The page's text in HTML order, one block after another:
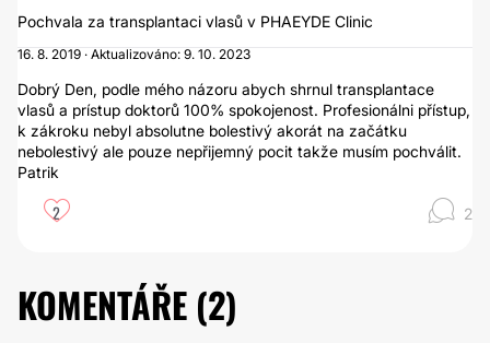
Pochvala za transplantaci vlasů v PHAEYDE Clinic
16. 8. 2019 · Aktualizováno: 9. 10. 2023
Dobrý Den, podle mého názoru abych shrnul transplantace
vlasů a prístup doktorů 100% spokojenost. Profesionálni přístup,
k zákroku nebyl absolutne bolestivý akorát na začátku
nebolestivý ale pouze nepřijemný pocit takže musím pochválit.
Patrik
2 2
KOMENTÁŘE (2)